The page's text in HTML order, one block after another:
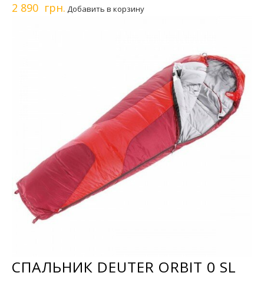
2 890 грн. Добавить в корзину
СПАЛЬНИК DEUTER ORBIT 0 SL